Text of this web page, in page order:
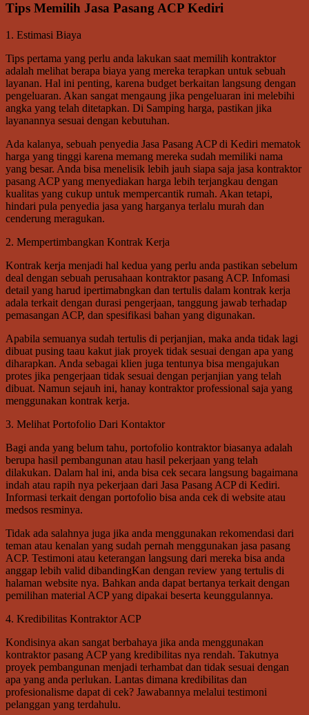
Tips Memilih Jasa Pasang ACP Kediri
1. Estimasi Biaya
Tips pertama yang perlu anda lakukan saat memilih kontraktor
adalah melihat berapa biaya yang mereka terapkan untuk sebuah
layanan. Hal ini penting, karena budget berkaitan langsung dengan
pengeluaran. Akan sangat mengaung jika pengeluaran ini melebihi
angka yang telah ditetapkan. Di Samping harga, pastikan jika
layanannya sesuai dengan kebutuhan.
Ada kalanya, sebuah penyedia Jasa Pasang ACP di Kediri mematok
harga yang tinggi karena memang mereka sudah memiliki nama
yang besar. Anda bisa menelisik lebih jauh siapa saja jasa kontraktor
pasang ACP yang menyediakan harga lebih terjangkau dengan
kualitas yang cukup untuk mempercantik rumah. Akan tetapi,
hindari pula penyedia jasa yang harganya terlalu murah dan
cenderung meragukan.
2. Mempertimbangkan Kontrak Kerja
Kontrak kerja menjadi hal kedua yang perlu anda pastikan sebelum
deal dengan sebuah perusahaan kontraktor pasang ACP. Infomasi
detail yang harud ipertimabngkan dan tertulis dalam kontrak kerja
adala terkait dengan durasi pengerjaan, tanggung jawab terhadap
pemasangan ACP, dan spesifikasi bahan yang digunakan.
Apabila semuanya sudah tertulis di perjanjian, maka anda tidak lagi
dibuat pusing taau kakut jiak proyek tidak sesuai dengan apa yang
diharapkan. Anda sebagai klien juga tentunya bisa mengajukan
protes jika pengerjaan tidak sesuai dengan perjanjian yang telah
dibuat. Namun sejauh ini, hanay kontraktor professional saja yang
menggunakan kontrak kerja.
3. Melihat Portofolio Dari Kontaktor
Bagi anda yang belum tahu, portofolio kontraktor biasanya adalah
berupa hasil pembangunan atau hasil pekerjaan yang telah
dilakukan. Dalam hal ini, anda bisa cek secara langsung bagaimana
indah atau rapih nya pekerjaan dari Jasa Pasang ACP di Kediri.
Informasi terkait dengan portofolio bisa anda cek di website atau
medsos resminya.
Tidak ada salahnya juga jika anda menggunakan rekomendasi dari
teman atau kenalan yang sudah pernah menggunakan jasa pasang
ACP. Testimoni atau keterangan langsung dari mereka bisa anda
anggap lebih valid dibandingKan dengan review yang tertulis di
halaman website nya. Bahkan anda dapat bertanya terkait dengan
pemilihan material ACP yang dipakai beserta keunggulannya.
4. Kredibilitas Kontraktor ACP
Kondisinya akan sangat berbahaya jika anda menggunakan
kontraktor pasang ACP yang kredibilitas nya rendah. Takutnya
proyek pembangunan menjadi terhambat dan tidak sesuai dengan
apa yang anda perlukan. Lantas dimana kredibilitas dan
profesionalisme dapat di cek? Jawabannya melalui testimoni
pelanggan yang terdahulu.